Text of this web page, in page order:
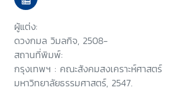
ผู้แต่ง:
ดวงกมล วิมลกิจ, 2508-
สถานที่พิมพ์:
กรุงเทพฯ : คณะสังคมสงเคราะห์ศาสตร์
มหาวิทยาลัยธรรมศาสตร์, 2547.